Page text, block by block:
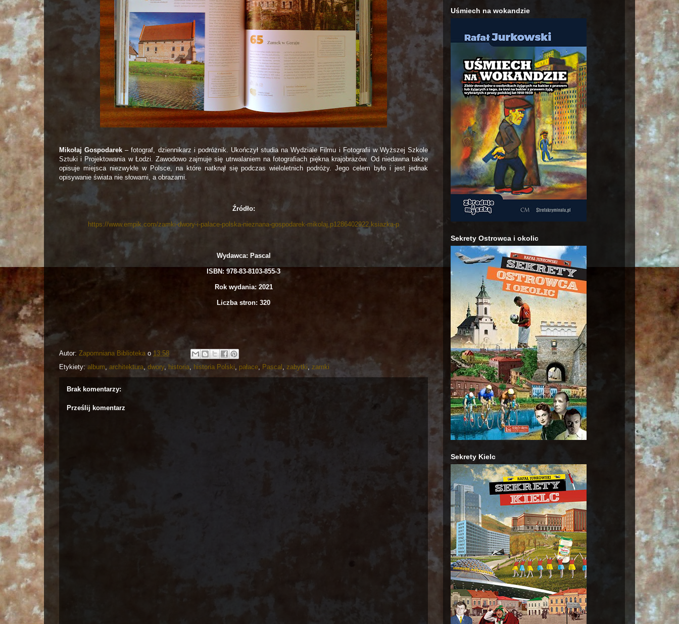
Mikołaj Gospodarek – fotograf, dziennikarz i podróżnik. Ukończył studia na Wydziale Filmu i Fotografii w Wyższej Szkole
Sztuki i Projektowania w Łodzi. Zawodowo zajmuje się utrwalaniem na fotografiach piękna krajobrazów. Od niedawna także
opisuje miejsca niezwykłe w Polsce, na które natknął się podczas wieloletnich podróży. Jego celem było i jest jednak
opisywanie świata nie słowami, a obrazami.
Źródło:
https://www.empik.com/zamki-dwory-i-palace-polska-nieznana-gospodarek-mikolaj,p1286402922,ksiazka-p
Wydawca: Pascal
ISBN: 978-83-8103-855-3
Rok wydania: 2021
Liczba stron: 320
Autor: Zapomniana Biblioteka o 13:58
Etykiety: album architektura dwory historia historia Polski pałace Pascal zabytki zamki
Brak komentarzy:
Prześlij komentarz
Uśmiech na wokandzie
Sekrety Ostrowca i okolic
Sekrety Kielc